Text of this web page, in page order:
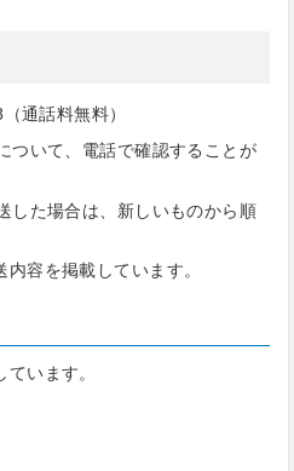
通話料無料）
ついて、電話で確認することが
した場合は、新しいものから順
内容を掲載しています。
います。